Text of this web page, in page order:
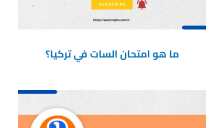
ما هو امتحان السات في تركيا؟